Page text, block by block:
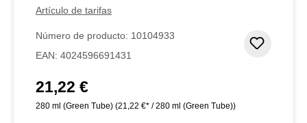
Artículo de tarifas
Número de producto: 10104933
EAN: 4024596691431
Precio normal:
21,22 €
280 ml (Green Tube) (21,22 €* / 280 ml (Green Tube))